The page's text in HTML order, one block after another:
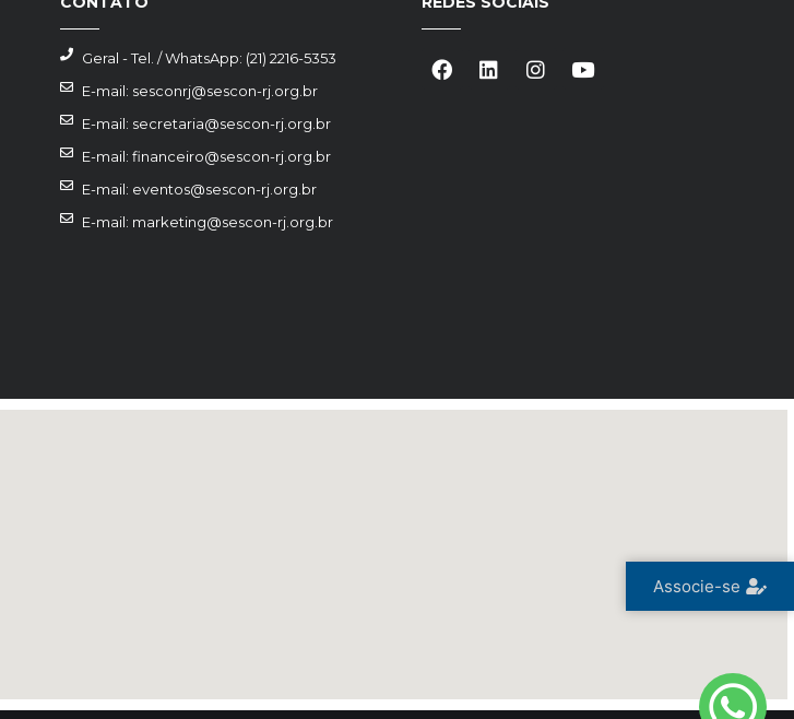
Geral - Tel. / WhatsApp: (21) 2216-5353
E-mail: sesconrj@sescon-rj.org.br
E-mail: secretaria@sescon-rj.org.br
E-mail: financeiro@sescon-rj.org.br
E-mail: eventos@sescon-rj.org.br
E-mail: marketing@sescon-rj.org.br
Associe-se